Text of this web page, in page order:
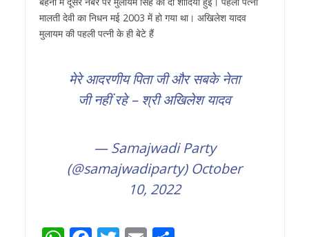
मालती देवी का निधन मई 2003 में हो गया था। अखि‍लेश यादव
मुलायम की पहली पत्नी के ही बेटे हैं
मेरे आदरणीय पिता जी और सबके नेता
जी नहीं रहे – श्री अखिलेश यादव
— Samajwadi Party
(@samajwadiparty) October
10, 2022